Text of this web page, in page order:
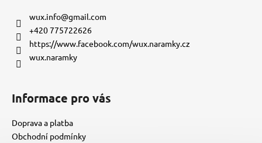
wux.info@gmail.com
+420 775722626
https://www.facebook.com/wux.naramky.cz
wux.naramky
Informace pro vás
Doprava a platba
Obchodní podmínky